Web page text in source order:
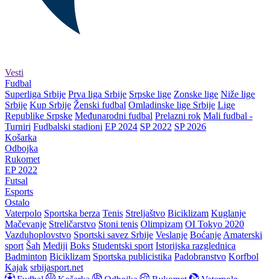
Vesti
Fudbal
Superliga Srbije Prva liga Srbije Srpske lige Zonske lige Niže lige
Srbije Kup Srbije Ženski fudbal Omladinske lige Srbije Lige
Republike Srpske Međunarodni fudbal Prelazni rok Mali fudbal -
Turniri Fudbalski stadioni EP 2024 SP 2022 SP 2026
Košarka
Odbojka
Rukomet
EP 2022
Futsal
Esports
Ostalo
Vaterpolo Sportska berza Tenis Streljaštvo Biciklizam Kuglanje
Mačevanje Streličarstvo Stoni tenis Olimpizam OI Tokyo 2020
Vazduhoplovstvo Sportski savez Srbije Veslanje Boćanje Amaterski
sport Šah Mediji Boks Studentski sport Istorijska razglednica
Badminton Biciklizam Sportska publicistika Padobranstvo Korfbol
Kajak srbijasport.net